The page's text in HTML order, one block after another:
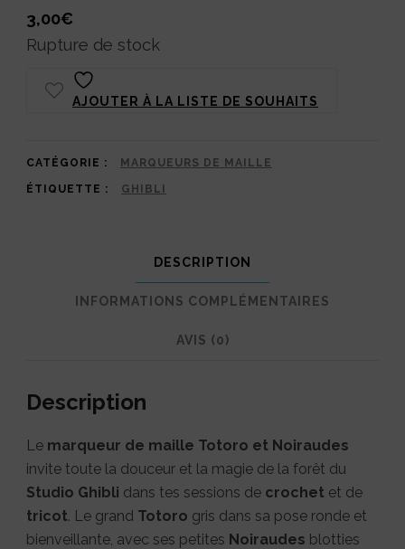
3,00€
Rupture de stock
AJOUTER À LA LISTE DE SOUHAITS
CATÉGORIE : MARQUEURS DE MAILLE
ÉTIQUETTE : GHIBLI
DESCRIPTION
INFORMATIONS COMPLÉMENTAIRES
AVIS (0)
Description
Le marqueur de maille Totoro et Noiraudes
invite toute la douceur et la magie de la forêt du
Studio Ghibli dans tes sessions de crochet et de
tricot. Le grand Totoro gris dans sa pose ronde et
bienveillante, avec ses petites Noiraudes blotties